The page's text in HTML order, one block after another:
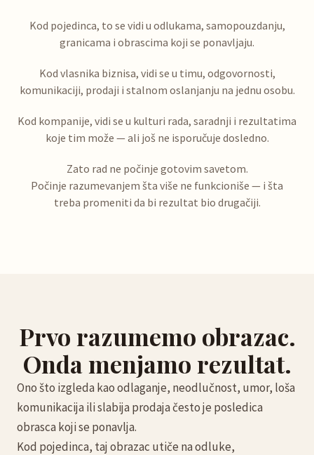
Kod pojedinca, to se vidi u odlukama, samopouzdanju,
granicama i obrascima koji se ponavljaju.
Kod vlasnika biznisa, vidi se u timu, odgovornosti,
komunikaciji, prodaji i stalnom oslanjanju na jednu osobu.
Kod kompanije, vidi se u kulturi rada, saradnji i rezultatima
koje tim može — ali još ne isporučuje dosledno.
Zato rad ne počinje gotovim savetom.
Počinje razumevanjem šta više ne funkcioniše — i šta
treba promeniti da bi rezultat bio drugačiji.
Prvo razumemo obrazac.
Onda menjamo rezultat.
Ono što izgleda kao odlaganje, neodlučnost, umor, loša
komunikacija ili slabija prodaja često je posledica
obrasca koji se ponavlja.
Kod pojedinca, taj obrazac utiče na odluke,